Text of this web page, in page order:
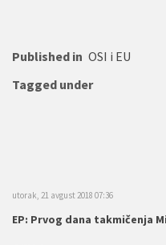
Published in OSI i EU
Tagged under
utorak, 21 avgust 2018 07:36
EP: Prvog dana takmičenja